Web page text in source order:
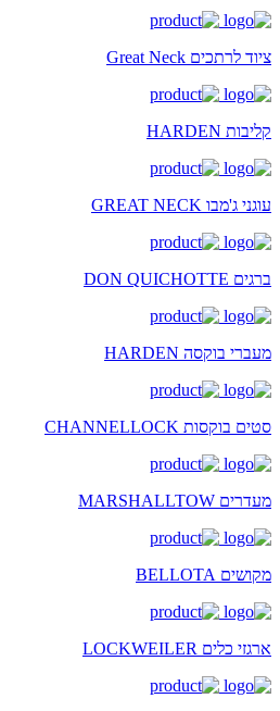
ציוד לרתכים Great Neck
קליבות HARDEN
עוגני ג'מבו GREAT NECK
ברגים DON QUICHOTTE
מעברי בוקסה HARDEN
סטים בוקסות CHANNELLOCK
מעדרים MARSHALLTOW
מקושים BELLOTA
ארגזי כלים LOCKWEILER